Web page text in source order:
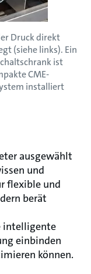
Druck direkt
(siehe links). Ein
ist
CME-
installiert
ausgewählt
und
flexible und
berät
intelligente
einbinden
können.